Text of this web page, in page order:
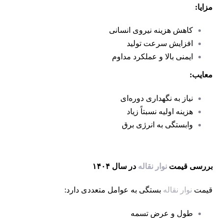
مزایا:
کاهش هزینه نیروی انسانی
افزایش سرعت تولید
ایمنی بالا و عملکرد مداوم
معایب:
نیاز به نگهداری دوره‌ای
هزینه اولیه نسبتاً زیاد
وابستگی به انرژی برق
بررسی قیمت نوار نقاله در سال ۱۴۰۴
قیمت نوار نقاله بستگی به عوامل متعددی دارد:
طول و عرض تسمه